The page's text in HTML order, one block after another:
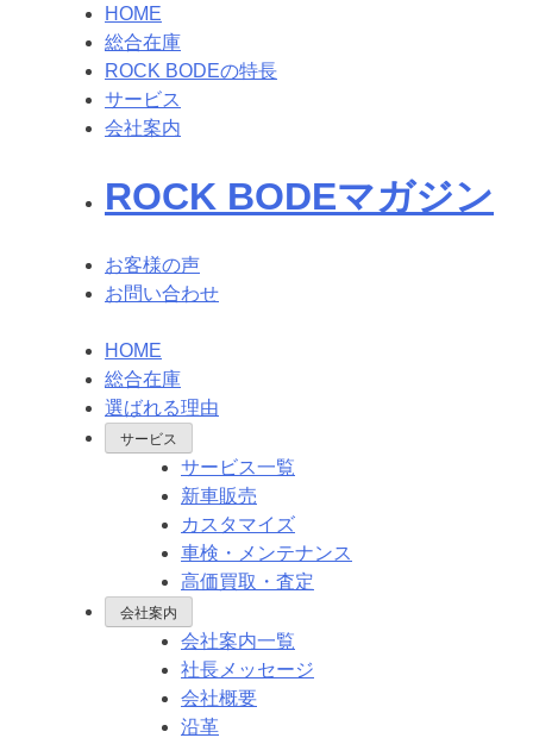
HOME
総合在庫
ROCK BODEの特長
サービス
会社案内
ROCK BODEマガジン
お客様の声
お問い合わせ
HOME
総合在庫
選ばれる理由
サービス
サービス一覧
新車販売
カスタマイズ
車検・メンテナンス
高価買取・査定
会社案内
会社案内一覧
社長メッセージ
会社概要
沿革